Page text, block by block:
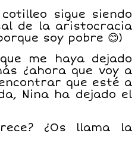
sigue siendo
de la aristocracia
soy pobre 😊)
me haya dejado
¿ahora que voy a
que esté a
Nina ha dejado el
¿Os llama la